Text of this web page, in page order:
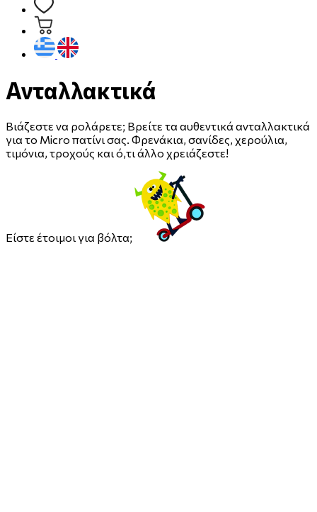
Ανταλλακτικά
Βιάζεστε να ρολάρετε; Βρείτε τα αυθεντικά ανταλλακτικά
για το Micro πατίνι σας. Φρενάκια, σανίδες, χερούλια,
τιμόνια, τροχούς και ό,τι άλλο χρειάζεστε!
Είστε έτοιμοι για βόλτα;